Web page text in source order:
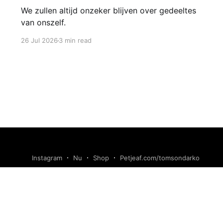
We zullen altijd onzeker blijven over gedeeltes
van onszelf.
26 Jul 20263 min read
Instagram Nu Shop Petjeaf.com/tomsondarko